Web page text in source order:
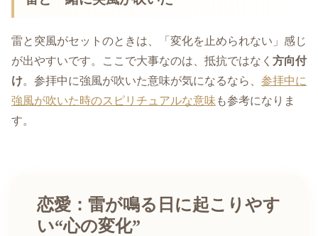
雷と突風がセットのときは、「変化を止められない」感じ
が出やすいです。ここで大事なのは、抵抗ではなく 方向付
け。参拝中に強風が吹いた意味が気になるなら、 参拝中に
強風が吹いた時のスピリチュアルな意味 も参考になりま
す。
恋愛：雷が鳴る日に起こりやす
い“心の変化”